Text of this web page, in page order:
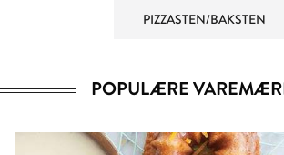
PIZZASTEN/BAKSTEN
POPULÆRE